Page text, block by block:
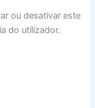
ou desativar este
do utilizador.